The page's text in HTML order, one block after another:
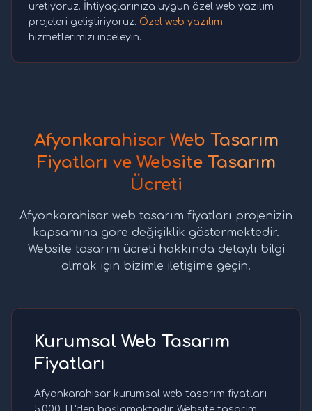
üretiyoruz. İhtiyaçlarınıza uygun özel web yazılım
projeleri geliştiriyoruz. Özel web yazılım
hizmetlerimizi inceleyin.
Afyonkarahisar Web Tasarım
Fiyatları ve Website Tasarım
Ücreti
Afyonkarahisar web tasarım fiyatları projenizin
kapsamına göre değişiklik göstermektedir.
Website tasarım ücreti hakkında detaylı bilgi
almak için bizimle iletişime geçin.
Kurumsal Web Tasarım
Fiyatları
Afyonkarahisar kurumsal web tasarım fiyatları